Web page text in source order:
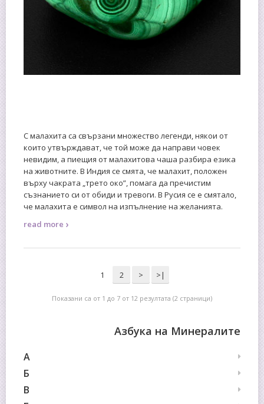
С малахита са свързани множество легенди, някои от
които утвърждават, че той може да направи човек
невидим, а пиещия от малахитова чаша разбира езика
на животните. В Индия се смята, че малахит, положен
върху чакрата „трето око”, помага да пречистим
съзнанието си от обиди и тревоги. В Русия се е смятало,
че малахита е символ на изпълнение на желанията.
read more ›
1 2 > >|
Показани са от 1 до 7 от 12 резултата (2 страници)
Азбука на Минералите
А
Б
В